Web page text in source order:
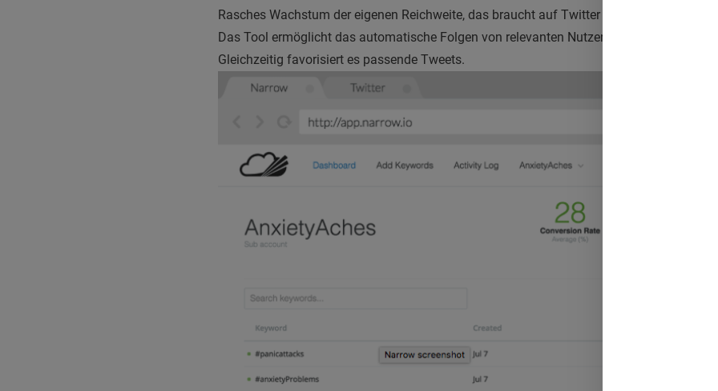
Rasches Wachstum der eigenen Reichweite, das braucht auf Twitter Zeit. Narrow hilft,
Das Tool ermöglicht das automatische Folgen von relevanten Nutzern nach zuvor
Gleichzeitig favorisiert es passende Tweets.